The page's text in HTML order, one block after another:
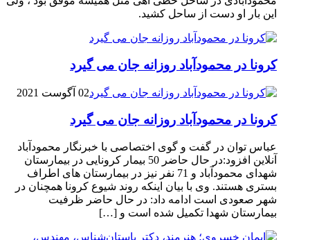
این بار او دست از ساحل کشید.
کرونا در محمودآباد روزانه جان می گیرد
02 آگوست 2021
کرونا در محمودآباد روزانه جان می گیرد
عباس توان در گفت و گوی اختصاصی با خبرنگار محمودآباد
آنلاین افزود:در حال حاضر 50 بیمار کرونایی در بیمارستان
شهدای محمودآباد و 71 نفر نیز در بیمارستان های اطراف
بستری هستند. وی با بیان اینکه روند شیوع کرونا همچنان در
شهر صعودی است ادامه داد: در حال حاضر ظرفیت
بیمارستان شهدا تکمیل شده است و […]